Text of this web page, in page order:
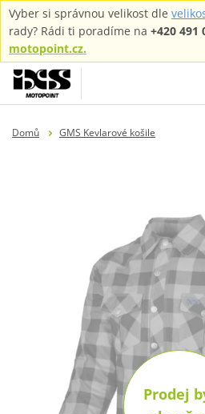
Vyber si správnou velikost dle
rady? Rádi ti poradíme na +420 491
motopoint.cz.
Domů
GMS Kevlarové košile
Prodej